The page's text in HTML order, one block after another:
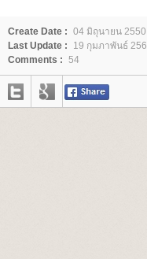
Create Date : 04 มิถุนายน 2550
Last Update :
19 กุมภาพันธ์
Comments : 54